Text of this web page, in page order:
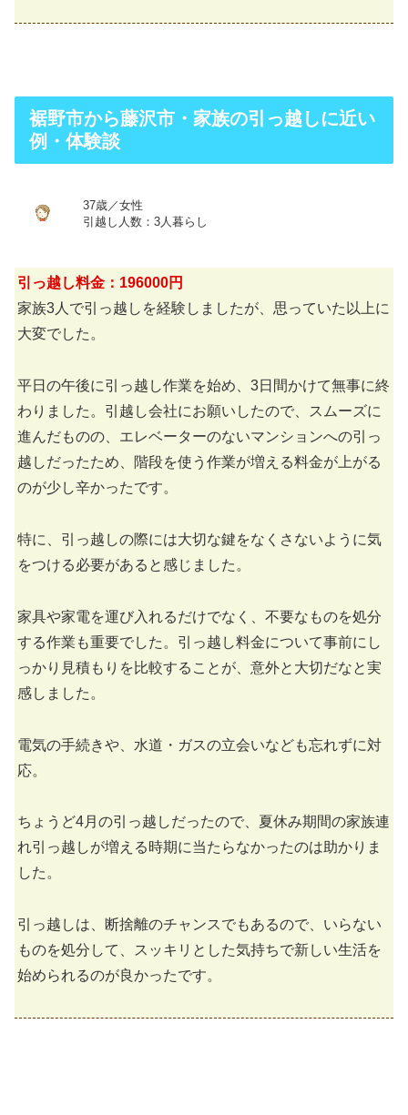
裾野市から藤沢市・家族の引っ越しに近い
例・体験談
37歳／女性
引越し人数：3人暮らし
引っ越し料金：196000円
家族3人で引っ越しを経験しましたが、思っていた以上に
大変でした。
平日の午後に引っ越し作業を始め、3日間かけて無事に終
わりました。引越し会社にお願いしたので、スムーズに
進んだものの、エレベーターのないマンションへの引っ
越しだったため、階段を使う作業が増える料金が上がる
のが少し辛かったです。
特に、引っ越しの際には大切な鍵をなくさないように気
をつける必要があると感じました。
家具や家電を運び入れるだけでなく、不要なものを処分
する作業も重要でした。引っ越し料金について事前にし
っかり見積もりを比較することが、意外と大切だなと実
感しました。
電気の手続きや、水道・ガスの立会いなども忘れずに対
応。
ちょうど4月の引っ越しだったので、夏休み期間の家族連
れ引っ越しが増える時期に当たらなかったのは助かりま
した。
引っ越しは、断捨離のチャンスでもあるので、いらない
ものを処分して、スッキリとした気持ちで新しい生活を
始められるのが良かったです。